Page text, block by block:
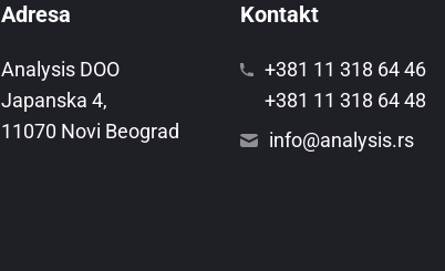
Adresa
Analysis DOO
Japanska 4,
11070 Novi Beograd
Kontakt
+381 11 318 64 46
+381 11 318 64 48
info@analysis.rs